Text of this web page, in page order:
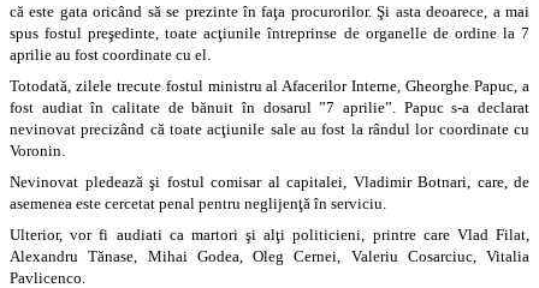
că este gata oricând să se prezinte în faţa procurorilor. Şi asta deoarece, a mai
spus fostul preşedinte, toate acţiunile întreprinse de organelle de ordine la 7
aprilie au fost coordinate cu el.
Totodată, zilele trecute fostul ministru al Afacerilor Interne, Gheorghe Papuc, a
fost audiat în calitate de bănuit în dosarul ”7 aprilie”. Papuc s-a declarat
nevinovat precizând că toate acţiunile sale au fost la rândul lor coordinate cu
Voronin.
Nevinovat pledează şi fostul comisar al capitalei, Vladimir Botnari, care, de
asemenea este cercetat penal pentru neglijenţă în serviciu.
Ulterior, vor fi audiati ca martori şi alţi politicieni, printre care Vlad Filat,
Alexandru Tănase, Mihai Godea, Oleg Cernei, Valeriu Cosarciuc, Vitalia
Pavlicenco.